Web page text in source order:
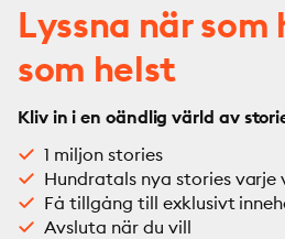
Lyssna när
som helst
Kliv in i en oändlig värld av
1 miljon stories
Hundratals nya stories varje
Få tillgång till exklusivt
Avsluta när du vill